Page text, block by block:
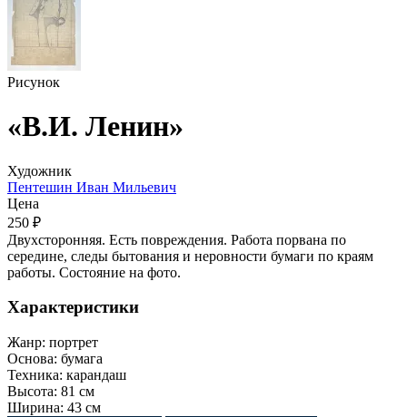
Рисунок
«В.И. Ленин»
Художник
Пентешин Иван Мильевич
Цена
250 ₽
Двухсторонняя. Есть повреждения. Работа порвана по
середине, следы бытования и неровности бумаги по краям
работы. Состояние на фото.
Характеристики
Жанр: портрет
Основа: бумага
Техника: карандаш
Высота: 81 см
Ширина: 43 см